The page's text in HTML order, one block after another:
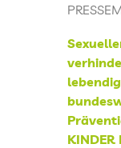
LOGIN
KONTAKT